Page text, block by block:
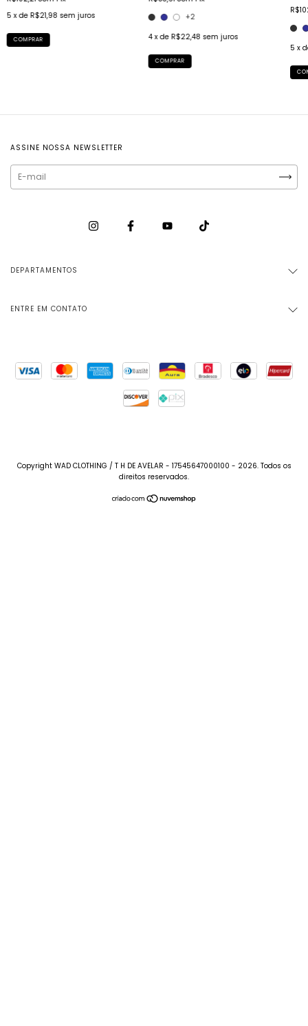
5 x de R$21,98 sem juros
COMPRAR
+2
4 x de R$22,48 sem juros
COMPRAR
5 x
ASSINE NOSSA NEWSLETTER
DEPARTAMENTOS
ENTRE EM CONTATO
Copyright WAD CLOTHING / T H DE AVELAR - 17545647000100 - 2026. Todos os
direitos reservados.